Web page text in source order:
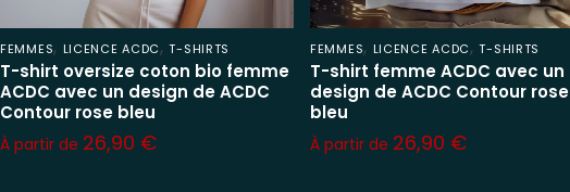
FEMMES, LICENCE ACDC,T-SHIRTS
T-shirt oversize coton bio femme
ACDC avec un design de ACDC
Contour rose bleu
À partir de 26,90 €
FEMMES, LICENCE ACDC,T-SHIRTS
T-shirt femme ACDC avec un
design de ACDC Contour rose
bleu
À partir de 26,90 €